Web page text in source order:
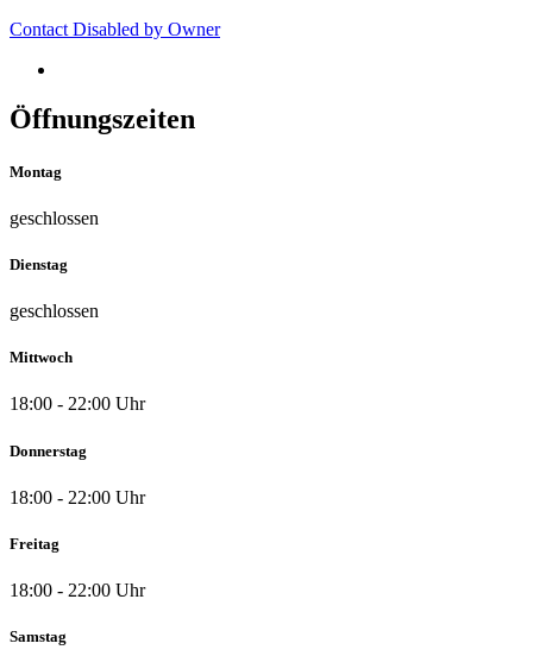
Contact Disabled by Owner
Öffnungszeiten
Montag
geschlossen
Dienstag
geschlossen
Mittwoch
18:00 - 22:00 Uhr
Donnerstag
18:00 - 22:00 Uhr
Freitag
18:00 - 22:00 Uhr
Samstag